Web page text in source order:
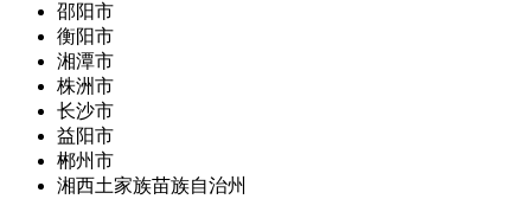
邵阳市
衡阳市
湘潭市
株洲市
长沙市
益阳市
郴州市
湘西土家族苗族自治州